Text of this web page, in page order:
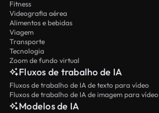
Fitness
Videografia aérea
Alimentos e bebidas
Viagem
Transporte
Tecnologia
Zoom de fundo virtual
Fluxos de trabalho de IA
Fluxos de trabalho de IA de texto para vídeo
Fluxos de trabalho de IA de imagem para vídeo
Modelos de IA